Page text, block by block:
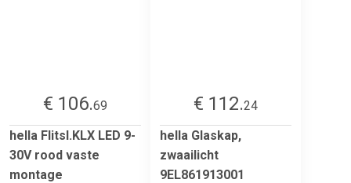
€ 106.69
hella Flitsl.KLX LED 9-
30V rood vaste
montage
€ 112.24
hella Glaskap,
zwaailicht
9EL861913001